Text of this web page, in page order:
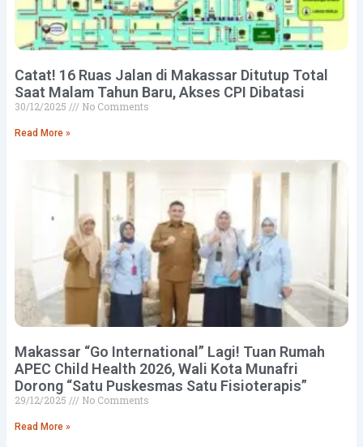
Catat! 16 Ruas Jalan di Makassar Ditutup Total
Saat Malam Tahun Baru, Akses CPI Dibatasi
30/12/2025 No Comments
Read More »
Makassar “Go International” Lagi! Tuan Rumah
APEC Child Health 2026, Wali Kota Munafri
Dorong “Satu Puskesmas Satu Fisioterapis”
29/12/2025 No Comments
Read More »